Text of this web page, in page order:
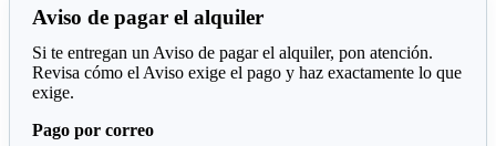
Aviso de pagar el alquiler
Si te entregan un Aviso de pagar el alquiler, pon atención.
Revisa cómo el Aviso exige el pago y haz exactamente lo que
exige.
Pago por correo